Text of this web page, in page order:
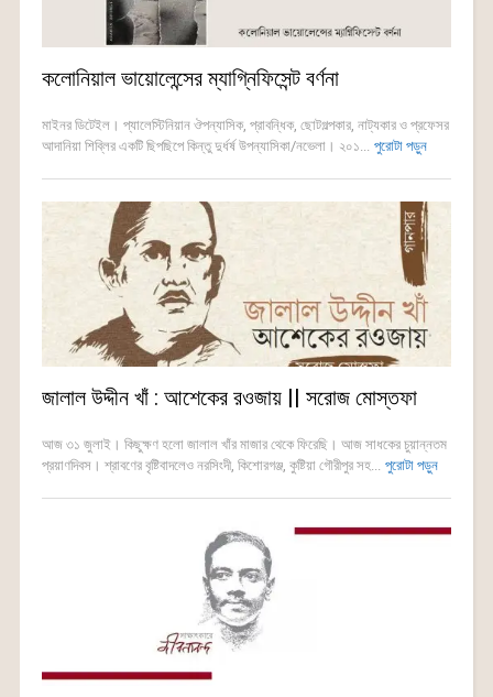
কলোনিয়াল ভায়োলেন্সের ম্যাগ্নিফিসেন্ট বর্ণনা
মাইনর ডিটেইল। প্যালেস্টিনিয়ান ঔপন্যাসিক, প্রাবন্ধিক, ছোটগল্পকার, নাট্যকার ও প্রফেসর
আদানিয়া শিব্লির একটি ছিপছিপে কিন্তু দুর্ধর্ষ উপন্যাসিকা/নভেলা। ২০১... পুরোটা পড়ুন
জালাল উদ্দীন খাঁ : আশেকের রওজায় || সরোজ মোস্তফা
আজ ৩১ জুলাই। কিছুক্ষণ হলো জালাল খাঁর মাজার থেকে ফিরেছি। আজ সাধকের চুয়ান্নতম
প্রয়াণদিবস। শ্রাবণের বৃষ্টিবাদলেও নরসিংদী, কিশোরগঞ্জ, কুষ্টিয়া গৌরীপুর সহ... পুরোটা পড়ুন